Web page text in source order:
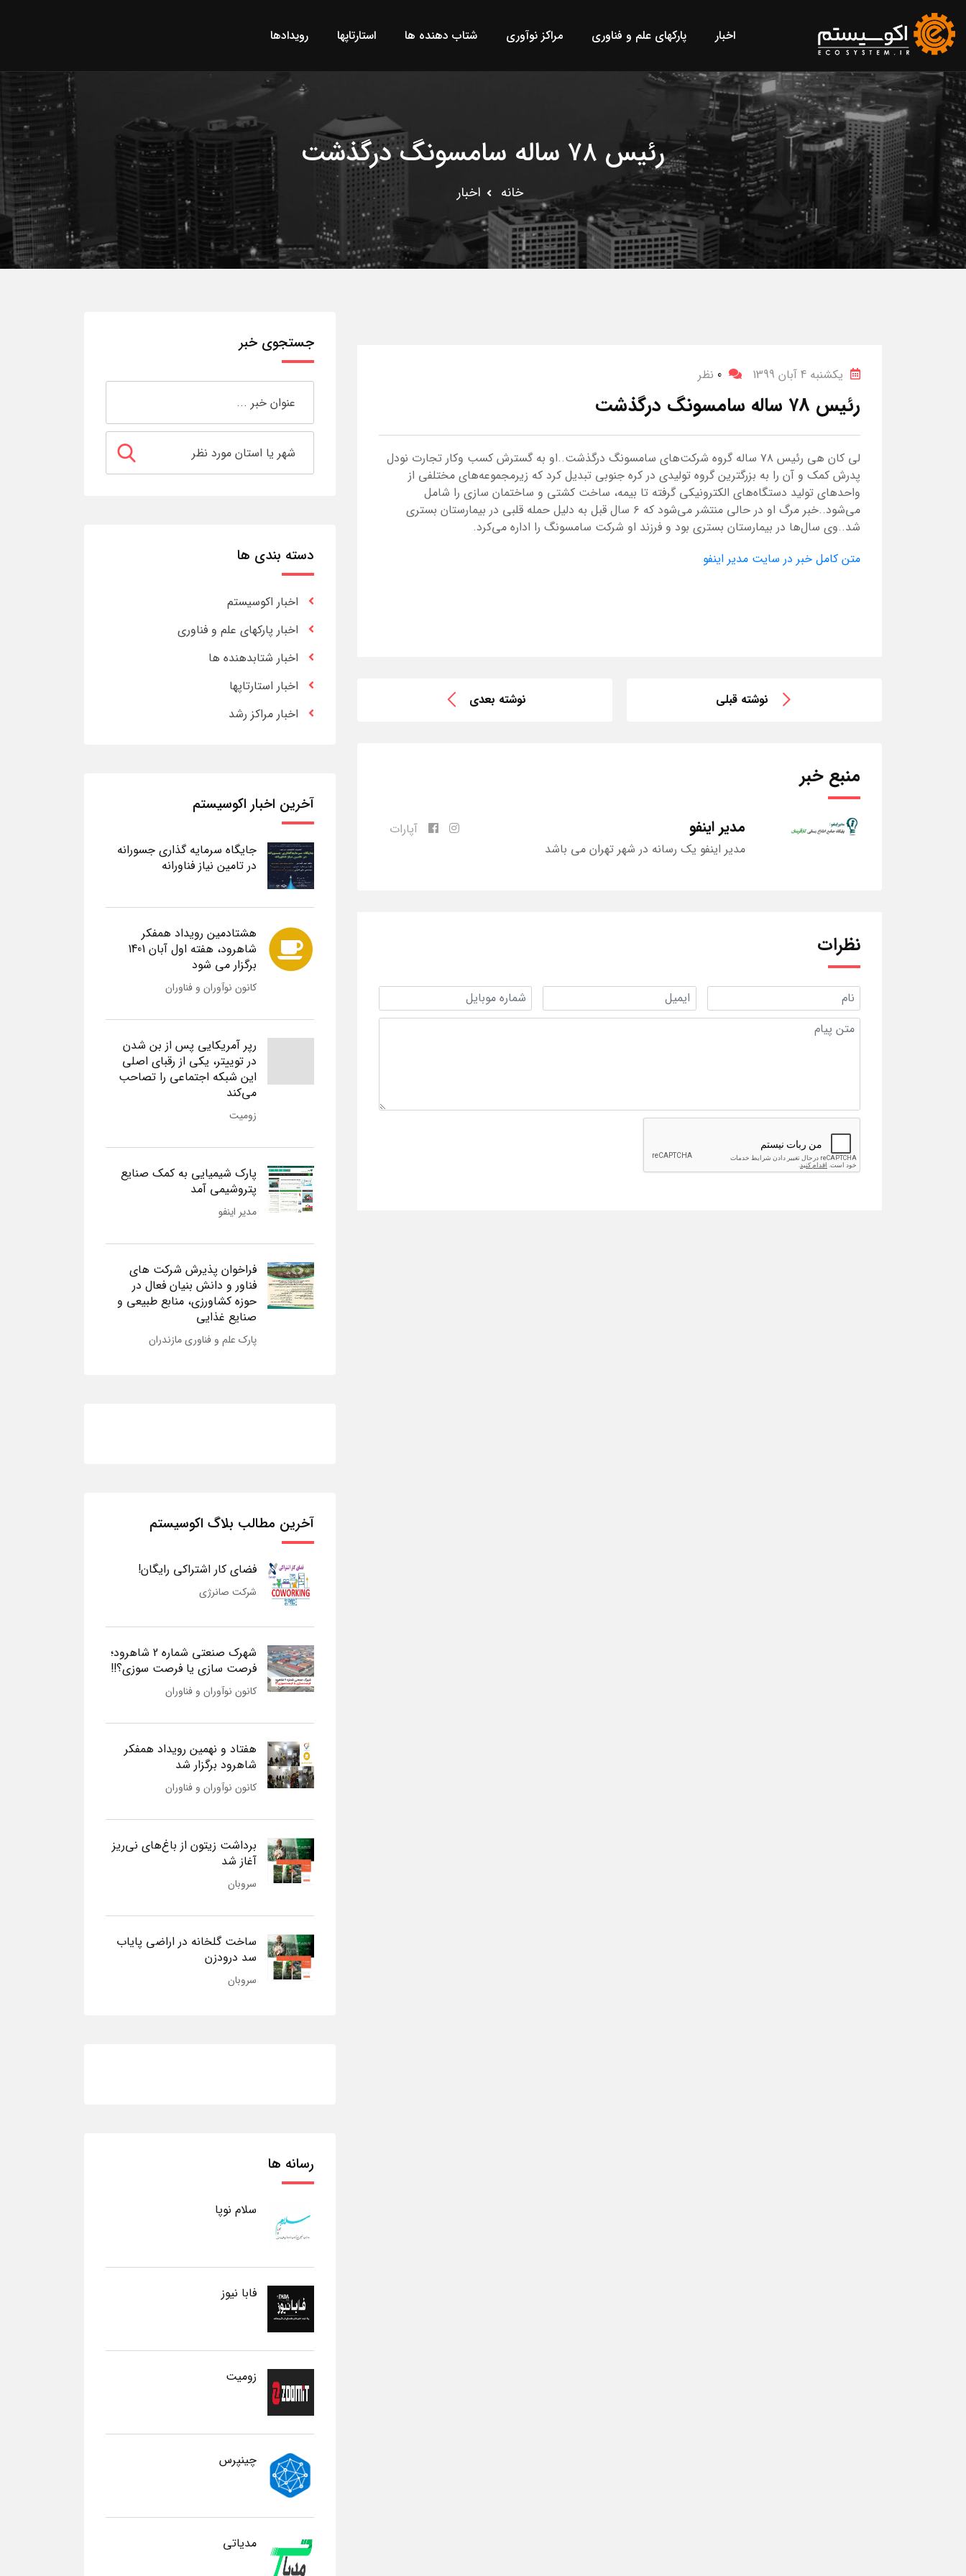
اخبار پارکهای علم و فناوری مراکز نوآوری شتاب دهنده ها استارتاپها رویدادها
رئیس ۷۸ ساله سامسونگ درگذشت
خانه اخبار
یکشنبه 4 آبان 1399 0 نظر
رئیس ۷۸ ساله سامسونگ درگذشت
لی کان هی رئیس ۷۸ ساله گروه شرکت‌های سامسونگ درگذشت..او به گسترش کسب وکار تجارت نودل
پدرش کمک و آن را به بزرگترین گروه تولیدی در کره جنوبی تبدیل کرد که زیرمجموعه‌های مختلفی از
واحدهای تولید دستگاه‌های الکترونیکی گرفته تا بیمه، ساخت کشتی و ساختمان سازی را شامل
می‌شود..خبر مرگ او در حالی منتشر می‌شود که ۶ سال قبل به دلیل حمله قلبی در بیمارستان بستری
شد..وی سال‌ها در بیمارستان بستری بود و فرزند او شرکت سامسونگ را اداره می‌کرد.
متن کامل خبر در سایت مدیر اینفو
نوشته قبلی نوشته بعدی
منبع خبر
مدیر اینفو
مدیر اینفو یک رسانه در شهر تهران می باشد
آپارات
نظرات
جستجوی خبر
دسته بندی ها
اخبار اکوسیستم
اخبار پارکهای علم و فناوری
اخبار شتابدهنده ها
اخبار استارتاپها
اخبار مراکز رشد
آخرین اخبار اکوسیستم
جایگاه سرمایه گذاری جسورانه
در تامین نیاز فناورانه
هشتادمین رویداد همفکر
شاهرود، هفته اول آبان 1401
برگزار می شود
کانون نوآوران و فناوران
رپر آمریکایی پس از بن شدن
در توییتر، یکی از رقبای اصلی
این شبکه اجتماعی را تصاحب
می‌کند
زومیت
پارک شیمیایی به کمک صنایع
پتروشیمی آمد
مدیر اینفو
فراخوان پذیرش شرکت های
فناور و دانش بنیان فعال در
حوزه کشاورزی، منابع طبیعی و
صنایع غذایی
پارک علم و فناوری مازندران
آخرین مطالب بلاگ اکوسیستم
فضای کار اشتراکی رایگان!
شرکت صانرژی
شهرک صنعتی شماره 2 شاهرود؛
فرصت سازی یا فرصت سوزی؟!!
کانون نوآوران و فناوران
هفتاد و نهمین رویداد همفکر
شاهرود برگزار شد
کانون نوآوران و فناوران
برداشت زیتون از باغ‌های نی‌ریز
آغاز شد
سروبان
ساخت گلخانه در اراضی پایاب
سد درودزن
سروبان
رسانه ها
سلام نوپا
فابا نیوز
زومیت
چینپرس
مدیاتی